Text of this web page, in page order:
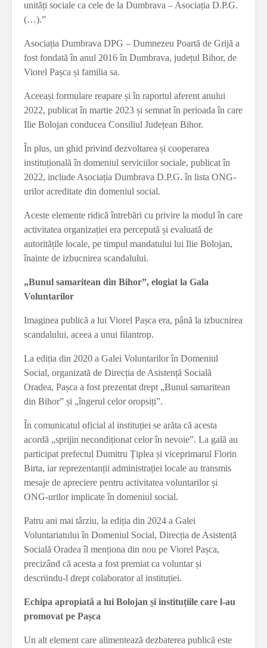
unități sociale ca cele de la Dumbrava – Asociația D.P.G.
(…).”
Asociația Dumbrava DPG – Dumnezeu Poartă de Grijă a
fost fondată în anul 2016 în Dumbrava, județul Bihor, de
Viorel Pașca și familia sa.
Aceeași formulare reapare și în raportul aferent anului
2022, publicat în martie 2023 și semnat în perioada în care
Ilie Bolojan conducea Consiliul Județean Bihor.
În plus, un ghid privind dezvoltarea și cooperarea
instituțională în domeniul serviciilor sociale, publicat în
2022, include Asociația Dumbrava D.P.G. în lista ONG-
urilor acreditate din domeniul social.
Aceste elemente ridică întrebări cu privire la modul în care
activitatea organizației era percepută și evaluată de
autoritățile locale, pe timpul mandatului lui Ilie Bolojan,
înainte de izbucnirea scandalului.
„Bunul samaritean din Bihor”, elogiat la Gala
Voluntarilor
Imaginea publică a lui Viorel Pașca era, până la izbucnirea
scandalului, aceea a unui filantrop.
La ediția din 2020 a Galei Voluntarilor în Domeniul
Social, organizată de Direcția de Asistență Socială
Oradea, Pașca a fost prezentat drept „Bunul samaritean
din Bihor” și „îngerul celor oropsiți”.
În comunicatul oficial al instituției se arăta că acesta
acordă „sprijin necondiționat celor în nevoie”. La gală au
participat prefectul Dumitru Țiplea și viceprimarul Florin
Birta, iar reprezentanții administrației locale au transmis
mesaje de apreciere pentru activitatea voluntarilor și
ONG-urilor implicate în domeniul social.
Patru ani mai târziu, la ediția din 2024 a Galei
Voluntariatului în Domeniul Social, Direcția de Asistență
Socială Oradea îl menționa din nou pe Viorel Pașca,
precizând că acesta a fost premiat ca voluntar și
descriindu-l drept colaborator al instituției.
Echipa apropiată a lui Bolojan și instituțiile care l-au
promovat pe Pașca
Un alt element care alimentează dezbaterea publică este